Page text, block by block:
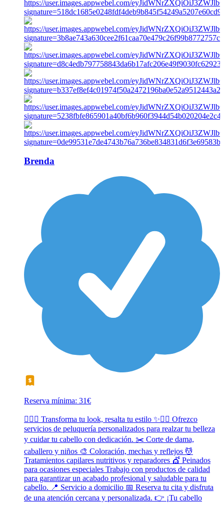
Brenda
Reserva mínima: 31€
💇‍♀️✨ Transforma tu look, resalta tu estilo ✨💇‍♂️ Ofrezco
servicios de peluquería personalizados para realzar tu belleza
y cuidar tu cabello con dedicación. ✂️ Corte de dama,
caballero y niños 🎨 Coloración, mechas y reflejos 💆
Tratamientos capilares nutritivos y reparadores 💇 Peinados
para ocasiones especiales Trabajo con productos de calidad
para garantizar un acabado profesional y saludable para tu
cabello. 📍 Servicio a domicilio 📅 Reserva tu cita y disfruta
de una atención cercana y personalizada. 👉 ¡Tu cabello